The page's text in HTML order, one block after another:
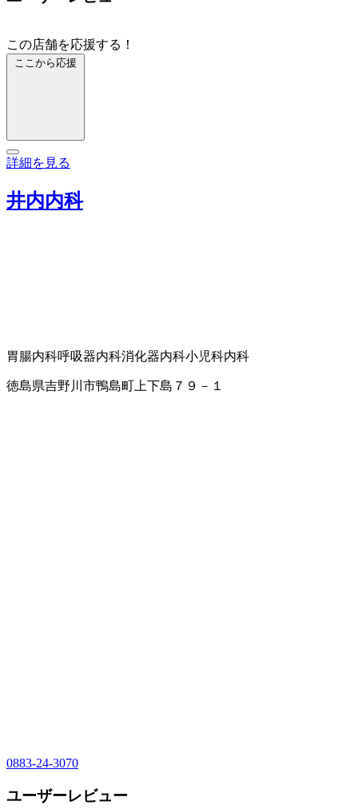
この店舗を応援する！
ここから応援
詳細を見る
井内内科
胃腸内科呼吸器内科消化器内科小児科内科
徳島県吉野川市鴨島町上下島７９－１
0883-24-3070
ユーザーレビュー